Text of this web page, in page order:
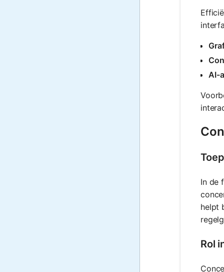
AI-
In de
helpt
Rol